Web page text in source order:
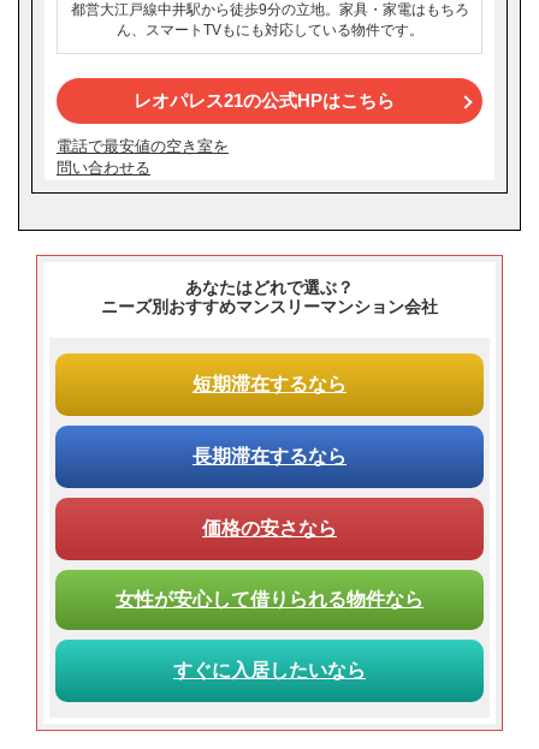
都営大江戸線中井駅から徒歩9分の立地。家具・家電はもちろ
ん、スマートTVもにも対応している物件です。
レオパレス21の公式HPはこちら
電話で最安値の空き室を
問い合わせる
あなたはどれで選ぶ？
ニーズ別おすすめマンスリーマンション会社
短期滞在するなら
長期滞在するなら
価格の安さなら
女性が安心して借りられる物件なら
すぐに入居したいなら